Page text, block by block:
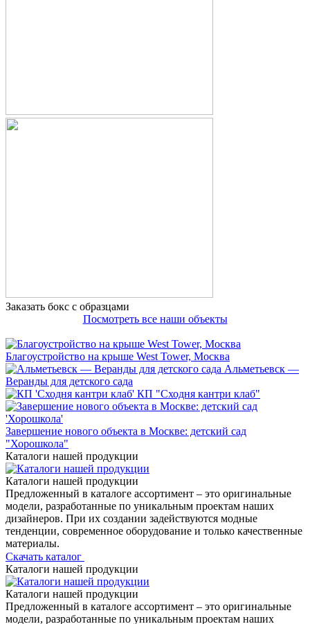
Заказать бокс с образцами
Посмотреть все наши объекты
Благоустройство на крыше West Tower, Москва
Альметьевск —
Веранды для детского сада
КП "Сходня кантри клаб"
Завершение нового объекта в Москве: детский сад
"Хорошкола"
Каталоги нашей продукции
Каталоги нашей продукции
Предложенный в каталоге ассортимент – это оригинальные
модели, разработанные по уникальным проектам наших
дизайнеров. При их создании задействуются модные
тенденции, современное оборудование и только качественные
материалы.
Скачать каталог
Каталоги нашей продукции
Каталоги нашей продукции
Предложенный в каталоге ассортимент – это оригинальные
модели, разработанные по уникальным проектам наших